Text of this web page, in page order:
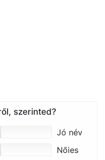
szerinted?
Jó név
Nőies